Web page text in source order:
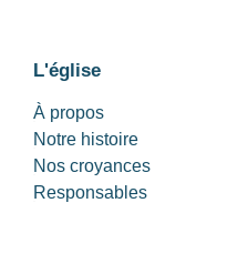
L'église
À propos
Notre histoire
Nos croyances
Responsables